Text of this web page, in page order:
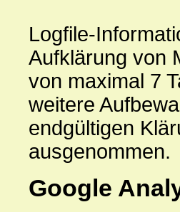
Logfile-
Aufklärung von
von maximal 7
weitere
endgültigen
ausgenommen.
Google